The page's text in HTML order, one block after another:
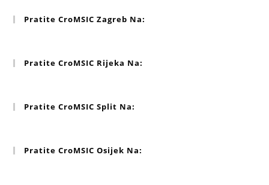
Pratite CroMSIC Zagreb Na:
Pratite CroMSIC Rijeka Na:
Pratite CroMSIC Split Na:
Pratite CroMSIC Osijek Na: